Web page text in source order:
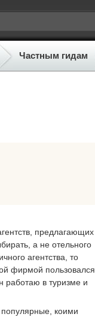
Частным гидам
предлагающих
а не отельного
агентства, то
фирмой пользовался
работаю в туризме и
коими